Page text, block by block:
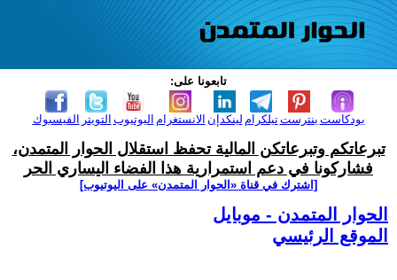
تابعونا على:
الفيسبوك التويتر اليوتيوب الانستغرام لينكدإن تيلكرامبنترست بودكاست
تبرعاتكم وتبرعاتكن المالية تحفظ استقلال الحوار المتمدن،
فشاركونا في دعم استمرارية هذا الفضاء اليساري الحر
[اشترك في قناة ‫«الحوار المتمدن» على اليوتيوب]
الحوار المتمدن - موبايل
الموقع الرئيسي